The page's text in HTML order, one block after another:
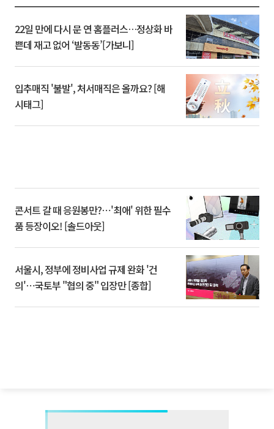
22일 만에 다시 문 연 홈플러스…정상화 바
쁜데 재고 없어 ‘발동동’[가보니]
입추매직 '불발', 처서매직은 올까요? [해
시태그]
콘서트 갈 때 응원봉만?⋯'최애' 위한 필수
품 등장이오! [솔드아웃]
서울시, 정부에 정비사업 규제 완화 '건
의'⋯국토부 "협의 중" 입장만 [종합]